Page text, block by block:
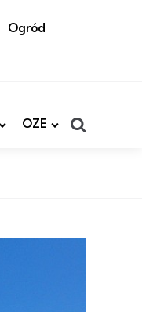
Ogród
OZE